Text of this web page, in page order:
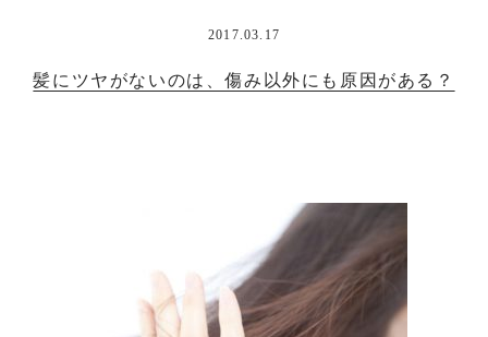
2017.03.17
髪にツヤがないのは、傷み以外にも原因がある？